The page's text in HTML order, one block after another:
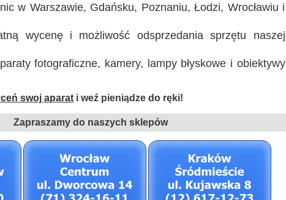
w Warszawie, Gdańsku, Poznaniu, Łodzi, Wrocławiu i
wycenę i możliwość odsprzedania sprzętu naszej
fotograficzne, kamery, lampy błyskowe i obiektywy
swoj aparat i weź pieniądze do ręki!
Zapraszamy do naszych sklepów